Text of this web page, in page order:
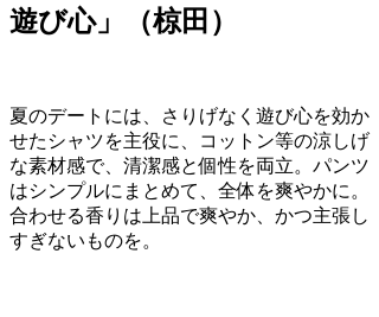
遊び心」（椋田）
夏のデートには、さりげなく遊び心を効か
せたシャツを主役に、コットン等の涼しげ
な素材感で、清潔感と個性を両立。パンツ
はシンプルにまとめて、全体を爽やかに。
合わせる香りは上品で爽やか、かつ主張し
すぎないものを。